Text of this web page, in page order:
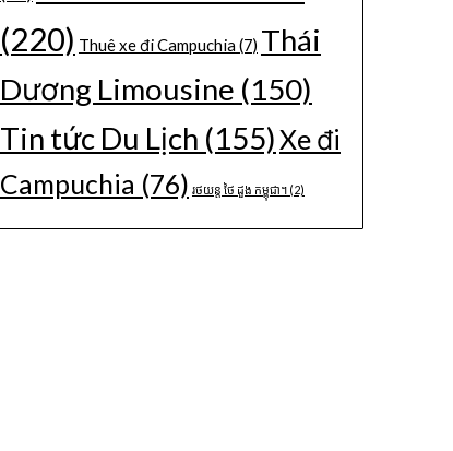
(220) Thuê xe đi Campuchia(7) Thái
Dương Limousine (150)
Tin tức Du Lịch (155)Xe đi
Campuchia (76) រថយន្ត ថៃ ដួង កម្ពុជា។(2)